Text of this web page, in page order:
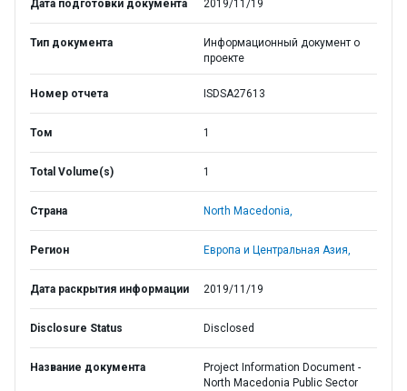
Дата подготовки документа 2019/11/19
Тип документа
Информационный документ о
проекте
Номер отчета ISDSA27613
Том 1
Total Volume(s) 1
Страна North Macedonia,
Регион Европа и Центральная Азия,
Дата раскрытия информации 2019/11/19
Disclosure Status Disclosed
Название документа
Project Information Document -
North Macedonia Public Sector